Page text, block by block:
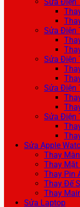
Sửa Điện
Sửa Điện
Sửa Điện
Sửa Điện
Sửa Apple
Thay
Thay Mặt
Thay Pin
Thay Đế
Thay
Sửa Laptop